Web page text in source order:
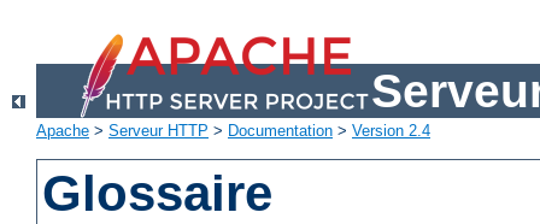
Apache > Serveur HTTP > Documentation > Version 2.4
Glossaire